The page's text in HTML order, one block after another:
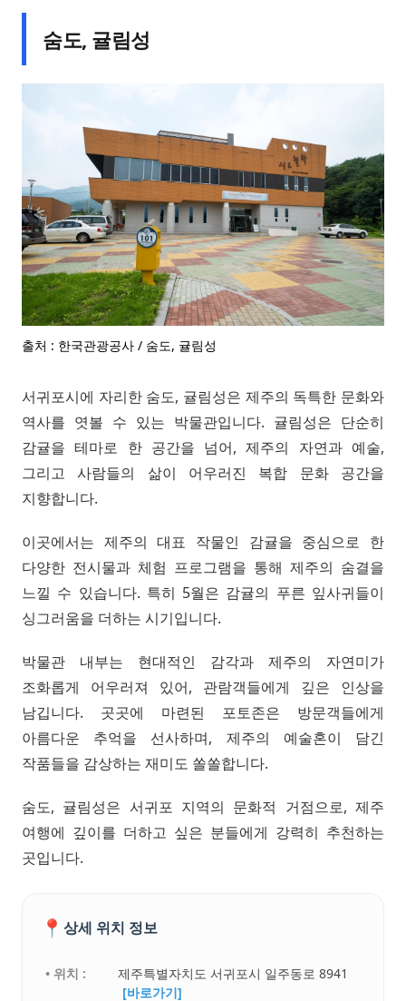
숨도, 귤림성
출처 : 한국관광공사 / 숨도, 귤림성
서귀포시에 자리한 숨도, 귤림성은 제주의 독특한 문화와
역사를 엿볼 수 있는 박물관입니다. 귤림성은 단순히
감귤을 테마로 한 공간을 넘어, 제주의 자연과 예술,
그리고 사람들의 삶이 어우러진 복합 문화 공간을
지향합니다.
이곳에서는 제주의 대표 작물인 감귤을 중심으로 한
다양한 전시물과 체험 프로그램을 통해 제주의 숨결을
느낄 수 있습니다. 특히 5월은 감귤의 푸른 잎사귀들이
싱그러움을 더하는 시기입니다.
박물관 내부는 현대적인 감각과 제주의 자연미가
조화롭게 어우러져 있어, 관람객들에게 깊은 인상을
남깁니다. 곳곳에 마련된 포토존은 방문객들에게
아름다운 추억을 선사하며, 제주의 예술혼이 담긴
작품들을 감상하는 재미도 쏠쏠합니다.
숨도, 귤림성은 서귀포 지역의 문화적 거점으로, 제주
여행에 깊이를 더하고 싶은 분들에게 강력히 추천하는
곳입니다.
📍 상세 위치 정보
• 위치 :
제주특별자치도 서귀포시 일주동로 8941
[바로가기]